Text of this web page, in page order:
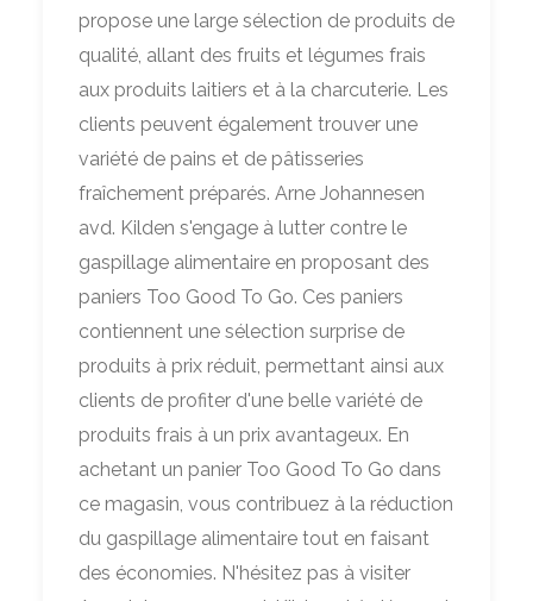
propose une large sélection de produits de
qualité, allant des fruits et légumes frais
aux produits laitiers et à la charcuterie. Les
clients peuvent également trouver une
variété de pains et de pâtisseries
fraîchement préparés. Arne Johannesen
avd. Kilden s'engage à lutter contre le
gaspillage alimentaire en proposant des
paniers Too Good To Go. Ces paniers
contiennent une sélection surprise de
produits à prix réduit, permettant ainsi aux
clients de profiter d'une belle variété de
produits frais à un prix avantageux. En
achetant un panier Too Good To Go dans
ce magasin, vous contribuez à la réduction
du gaspillage alimentaire tout en faisant
des économies. N'hésitez pas à visiter